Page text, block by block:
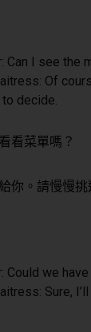
Can I see the
Of
decide.
看菜單嗎？
你。請慢慢挑
Could we
Sure,